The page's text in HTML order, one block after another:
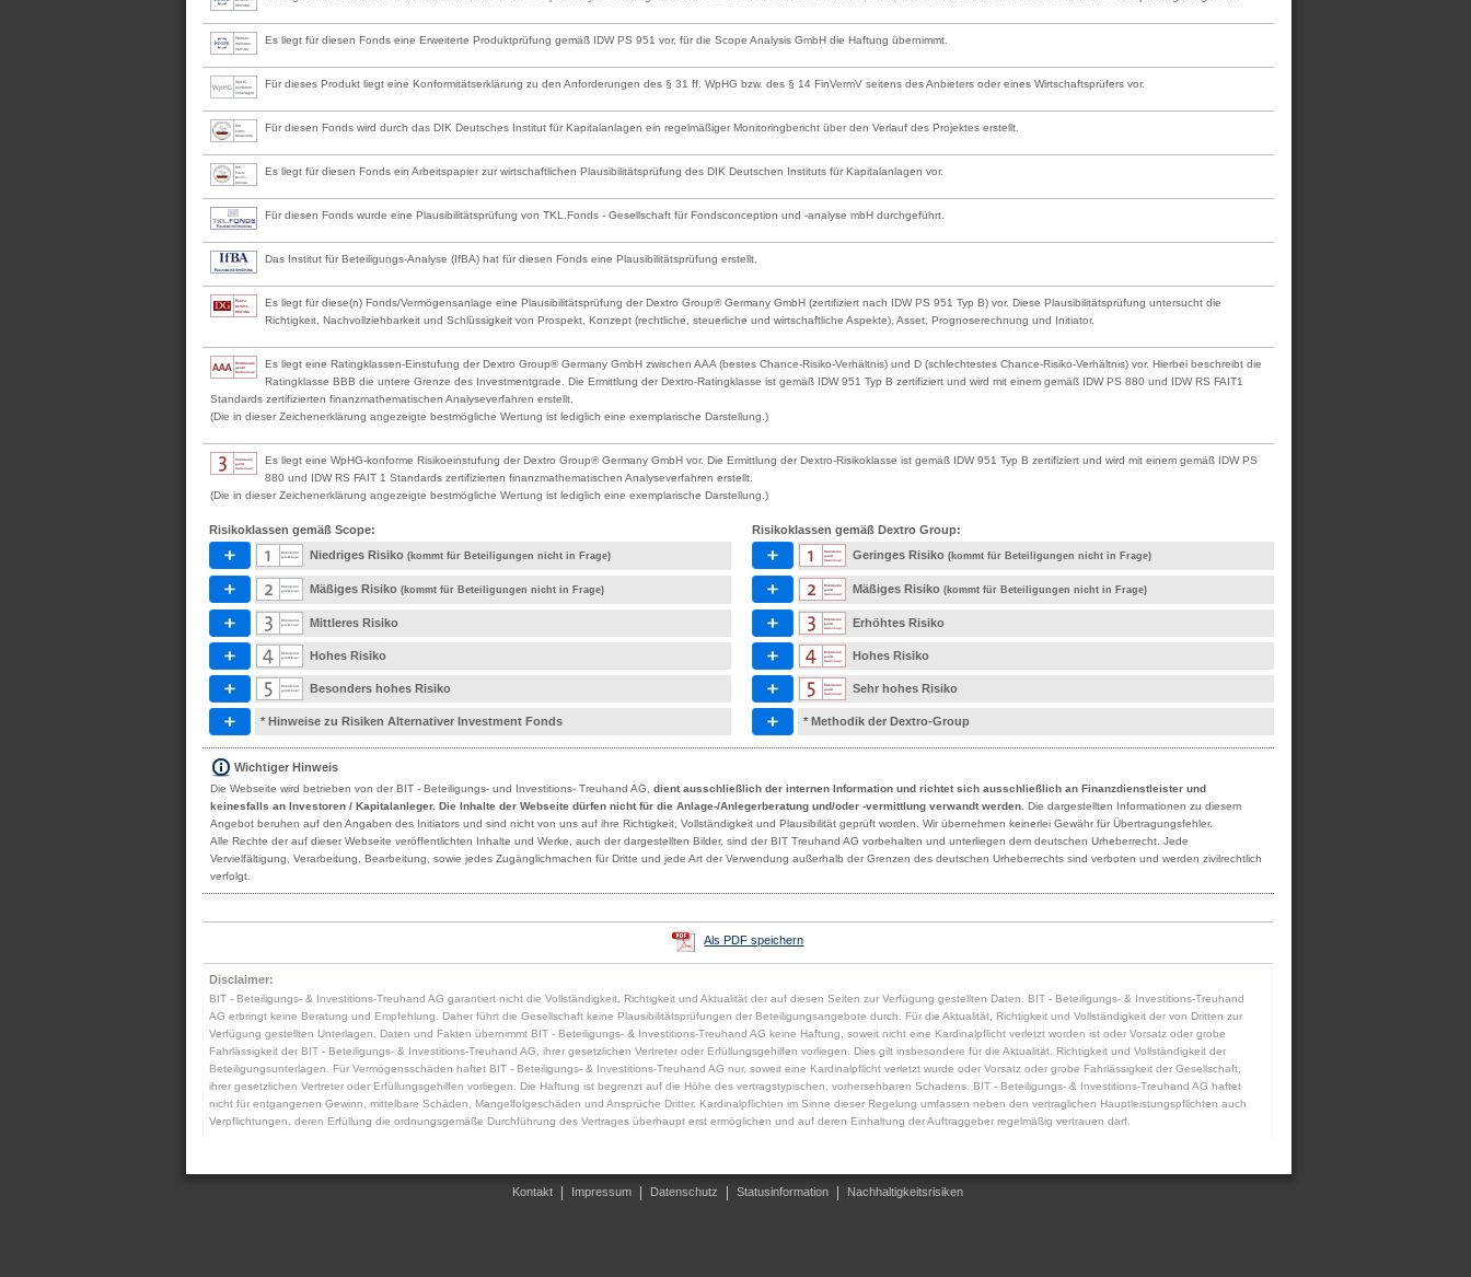
Es liegt für diesen Fonds eine Erweiterte Produktprüfung gemäß IDW PS 951 vor, für die Scope Analysis GmbH die Haftung übernimmt.
Für dieses Produkt liegt eine Konformitätserklärung zu den Anforderungen des § 31 ff. WpHG bzw. des § 14 FinVermV seitens des Anbieters oder eines Wirtschaftsprüfers vor.
Für diesen Fonds wird durch das DIK Deutsches Institut für Kapitalanlagen ein regelmäßiger Monitoringbericht über den Verlauf des Projektes erstellt.
Es liegt für diesen Fonds ein Arbeitspapier zur wirtschaftlichen Plausibilitätsprüfung des DIK Deutschen Instituts für Kapitalanlagen vor.
Für diesen Fonds wurde eine Plausibilitätsprüfung von TKL.Fonds - Gesellschaft für Fondsconception und -analyse mbH durchgeführt.
Das Institut für Beteiligungs-Analyse (IfBA) hat für diesen Fonds eine Plausibilitätsprüfung erstellt.
Es liegt für diese(n) Fonds/Vermögensanlage eine Plausibilitätsprüfung der Dextro Group® Germany GmbH (zertifiziert nach IDW PS 951 Typ B) vor. Diese Plausibilitätsprüfung untersucht die
Richtigkeit, Nachvollziehbarkeit und Schlüssigkeit von Prospekt, Konzept (rechtliche, steuerliche und wirtschaftliche Aspekte), Asset, Prognoserechnung und Initiator.
Es liegt eine Ratingklassen-Einstufung der Dextro Group® Germany GmbH zwischen AAA (bestes Chance-Risiko-Verhältnis) und D (schlechtestes Chance-Risiko-Verhältnis) vor. Hierbei beschreibt die
Ratingklasse BBB die untere Grenze des Investmentgrade. Die Ermittlung der Dextro-Ratingklasse ist gemäß IDW 951 Typ B zertifiziert und wird mit einem gemäß IDW PS 880 und IDW RS FAIT1
Standards zertifizierten finanzmathematischen Analyseverfahren erstellt.
(Die in dieser Zeichenerklärung angezeigte bestmögliche Wertung ist lediglich eine exemplarische Darstellung.)
Es liegt eine WpHG-konforme Risikoeinstufung der Dextro Group® Germany GmbH vor. Die Ermittlung der Dextro-Risikoklasse ist gemäß IDW 951 Typ B zertifiziert und wird mit einem gemäß IDW PS
880 und IDW RS FAIT 1 Standards zertifizierten finanzmathematischen Analyseverfahren erstellt.
(Die in dieser Zeichenerklärung angezeigte bestmögliche Wertung ist lediglich eine exemplarische Darstellung.)
Risikoklassen gemäß Scope:
Niedriges Risiko (kommt für Beteiligungen nicht in Frage)
Mäßiges Risiko (kommt für Beteiligungen nicht in Frage)
Mittleres Risiko
Hohes Risiko
Besonders hohes Risiko
* Hinweise zu Risiken Alternativer Investment Fonds
Risikoklassen gemäß Dextro Group:
Geringes Risiko(kommt für Beteiligungen nicht in Frage)
Mäßiges Risiko(kommt für Beteiligungen nicht in Frage)
Erhöhtes Risiko
Hohes Risiko
Sehr hohes Risiko
* Methodik der Dextro-Group
Wichtiger Hinweis
Die Webseite wird betrieben von der BIT - Beteiligungs- und Investitions- Treuhand AG, dient ausschließlich der internen Information und richtet sich ausschließlich an Finanzdienstleister und
keinesfalls an Investoren / Kapitalanleger. Die Inhalte der Webseite dürfen nicht für die Anlage-/Anlegerberatung und/oder -vermittlung verwandt werden. Die dargestellten Informationen zu diesem
Angebot beruhen auf den Angaben des Initiators und sind nicht von uns auf ihre Richtigkeit, Vollständigkeit und Plausibilität geprüft worden. Wir übernehmen keinerlei Gewähr für Übertragungsfehler.
Alle Rechte der auf dieser Webseite veröffentlichten Inhalte und Werke, auch der dargestellten Bilder, sind der BIT Treuhand AG vorbehalten und unterliegen dem deutschen Urheberrecht. Jede
Vervielfältigung, Verarbeitung, Bearbeitung, sowie jedes Zugänglichmachen für Dritte und jede Art der Verwendung außerhalb der Grenzen des deutschen Urheberrechts sind verboten und werden zivilrechtlich
verfolgt.
Als PDF speichern
Disclaimer:
BIT - Beteiligungs- & Investitions-Treuhand AG garantiert nicht die Vollständigkeit, Richtigkeit und Aktualität der auf diesen Seiten zur Verfügung gestellten Daten. BIT - Beteiligungs- & Investitions-Treuhand
AG erbringt keine Beratung und Empfehlung. Daher führt die Gesellschaft keine Plausibilitätsprüfungen der Beteiligungsangebote durch. Für die Aktualität, Richtigkeit und Vollständigkeit der von Dritten zur
Verfügung gestellten Unterlagen, Daten und Fakten übernimmt BIT - Beteiligungs- & Investitions-Treuhand AG keine Haftung, soweit nicht eine Kardinalpflicht verletzt worden ist oder Vorsatz oder grobe
Fahrlässigkeit der BIT - Beteiligungs- & Investitions-Treuhand AG, ihrer gesetzlichen Vertreter oder Erfüllungsgehilfen vorliegen. Dies gilt insbesondere für die Aktualität, Richtigkeit und Vollständigkeit der
Beteiligungsunterlagen. Für Vermögensschäden haftet BIT - Beteiligungs- & Investitions-Treuhand AG nur, soweit eine Kardinalpflicht verletzt wurde oder Vorsatz oder grobe Fahrlässigkeit der Gesellschaft,
ihrer gesetzlichen Vertreter oder Erfüllungsgehilfen vorliegen. Die Haftung ist begrenzt auf die Höhe des vertragstypischen, vorhersehbaren Schadens. BIT - Beteiligungs- & Investitions-Treuhand AG haftet
nicht für entgangenen Gewinn, mittelbare Schäden, Mangelfolgeschäden und Ansprüche Dritter. Kardinalpflichten im Sinne dieser Regelung umfassen neben den vertraglichen Hauptleistungspflichten auch
Verpflichtungen, deren Erfüllung die ordnungsgemäße Durchführung des Vertrages überhaupt erst ermöglichen und auf deren Einhaltung der Auftraggeber regelmäßig vertrauen darf.
Kontakt Impressum Datenschutz Statusinformation Nachhaltigkeitsrisiken